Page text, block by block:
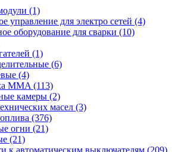
(1)
управление для электро сетей (4)
оборудование для сварки (10)
(1)
(6)
(4)
MMA (113)
камеры (2)
масел (3)
(376)
огни (21)
(21)
к автоматическим выключателям (209)